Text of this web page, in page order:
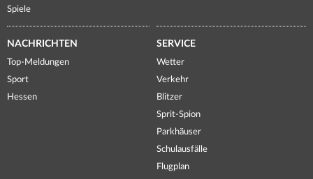
Spiele
NACHRICHTEN
Top-Meldungen
Sport
Hessen
SERVICE
Wetter
Verkehr
Blitzer
Sprit-Spion
Parkhäuser
Schulausfälle
Flugplan